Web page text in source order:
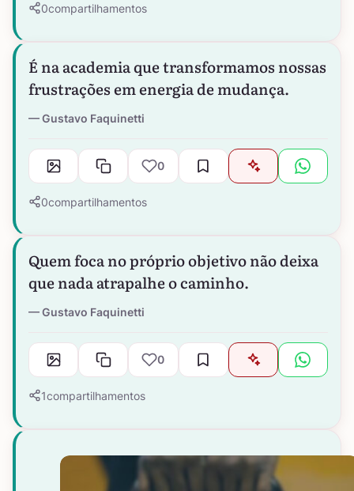
0compartilhamentos
É na academia que transformamos nossas
frustrações em energia de mudança.
Gustavo Faquinetti
0
0compartilhamentos
Quem foca no próprio objetivo não deixa
que nada atrapalhe o caminho.
Gustavo Faquinetti
0
1compartilhamentos